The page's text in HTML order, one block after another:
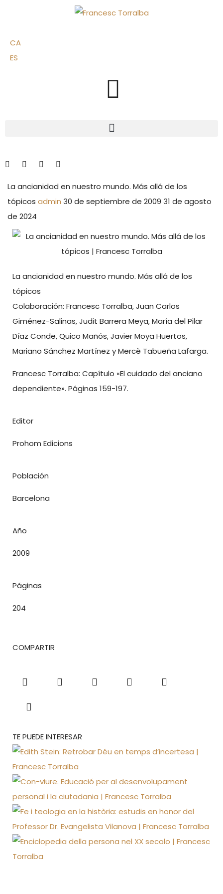
CA
ES
La ancianidad en nuestro mundo. Más allá de los
tópicos admin 30 de septiembre de 2009 31 de agosto
de 2024
La ancianidad en nuestro mundo. Más allá de los
tópicos
Colaboración: Francesc Torralba, Juan Carlos
Giménez-Salinas, Judit Barrera Meya, María del Pilar
Díaz Conde, Quico Mañós, Javier Moya Huertos,
Mariano Sánchez Martínez y Mercè Tabueña Lafarga.
Francesc Torralba: Capítulo «El cuidado del anciano
dependiente». Páginas 159-197.
Editor
Prohom Edicions
Población
Barcelona
Año
2009
Páginas
204
COMPARTIR
TE PUEDE INTERESAR